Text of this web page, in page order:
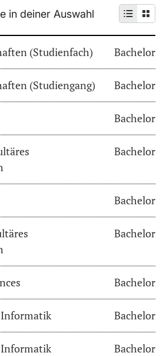
& Alumni
Dozierende
& Schnuppern
in deiner Auswahl
(Studienfach) Bachelor
(Studiengang) Bachelor
Bachelor
Bachelor
Bachelor
Bachelor
Bachelor
Informatik Bachelor
Informatik
Bachelor